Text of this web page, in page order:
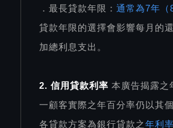
．最長貸款年限： 通常為7年（
貸款年限的選擇會影響每月的
加總利息支出。
2. 信用貸款利率 本廣告揭露之
一顧客實際之年百分率仍以其
各貸款方案為銀行貸款之年利